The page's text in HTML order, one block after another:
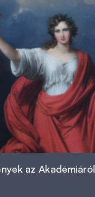
az Akadémiáról